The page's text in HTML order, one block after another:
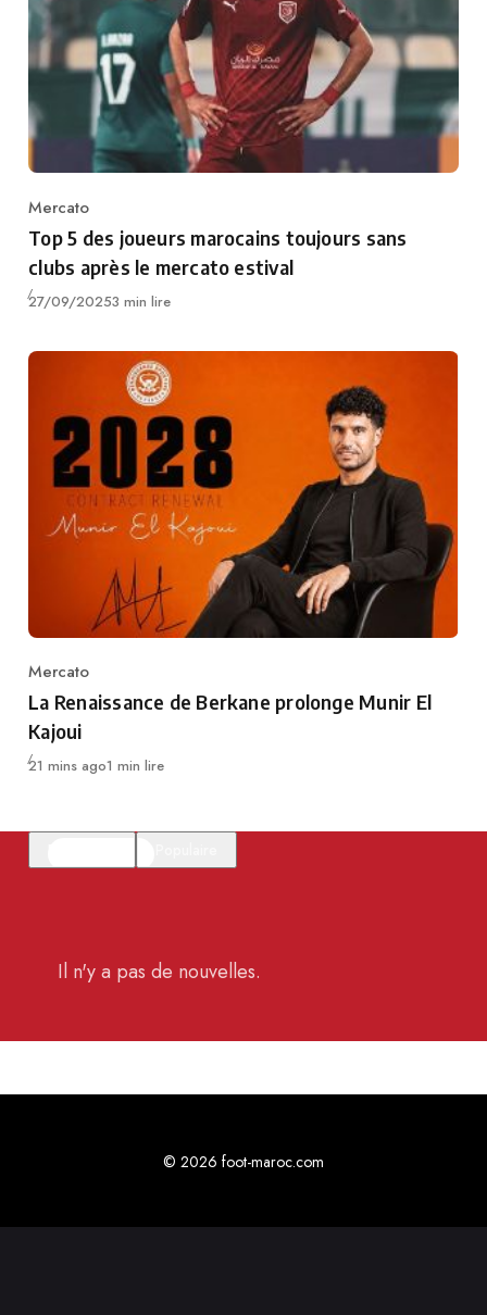
Category
Mercato
Top 5 des joueurs marocains toujours sans
clubs après le mercato estival
Publié
27/09/20253 min lire
Category
Mercato
La Renaissance de Berkane prolonge Munir El
Kajoui
Publié
21 mins ago1 min lire
Il n'y a pas de nouvelles.
© 2026 foot-maroc.com